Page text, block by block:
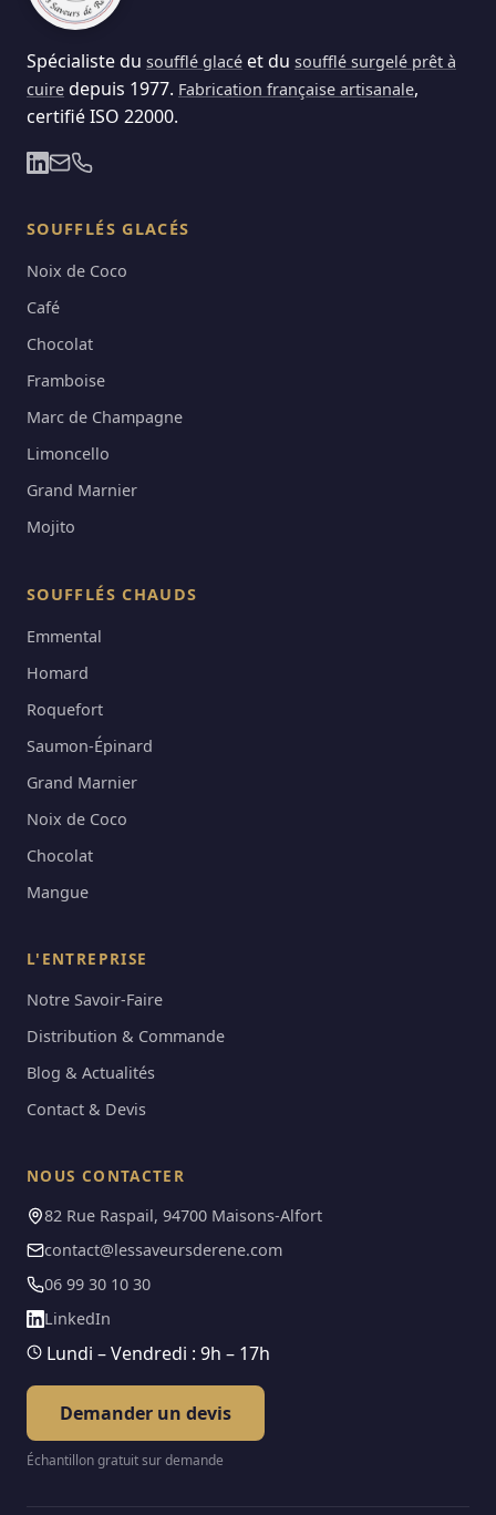
Spécialiste du soufflé glacé et du soufflé surgelé prêt à
cuire depuis 1977. Fabrication française artisanale,
certifié ISO 22000.
SOUFFLÉS GLACÉS
Noix de Coco
Café
Chocolat
Framboise
Marc de Champagne
Limoncello
Grand Marnier
Mojito
SOUFFLÉS CHAUDS
Emmental
Homard
Roquefort
Saumon-Épinard
Grand Marnier
Noix de Coco
Chocolat
Mangue
L'ENTREPRISE
Notre Savoir-Faire
Distribution & Commande
Blog & Actualités
Contact & Devis
NOUS CONTACTER
82 Rue Raspail, 94700 Maisons-Alfort
contact@lessaveursderene.com
06 99 30 10 30
LinkedIn
Lundi – Vendredi : 9h – 17h
Demander un devis
Échantillon gratuit sur demande